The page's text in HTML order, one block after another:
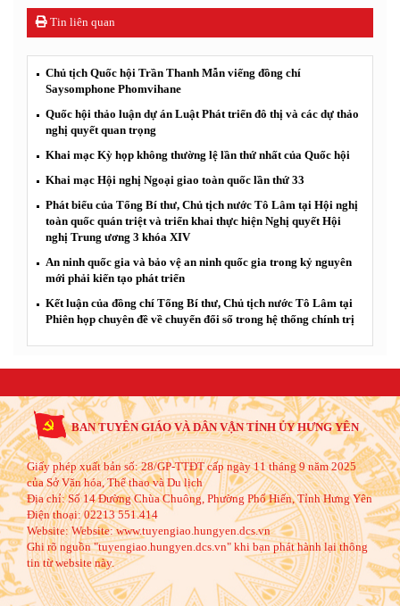
Tin liên quan
Chủ tịch Quốc hội Trần Thanh Mẫn viếng đồng chí
Saysomphone Phomvihane
Quốc hội thảo luận dự án Luật Phát triển đô thị và các dự thảo
nghị quyết quan trọng
Khai mạc Kỳ họp không thường lệ lần thứ nhất của Quốc hội
Khai mạc Hội nghị Ngoại giao toàn quốc lần thứ 33
Phát biểu của Tổng Bí thư, Chủ tịch nước Tô Lâm tại Hội nghị
toàn quốc quán triệt và triển khai thực hiện Nghị quyết Hội
nghị Trung ương 3 khóa XIV
An ninh quốc gia và bảo vệ an ninh quốc gia trong kỷ nguyên
mới phải kiến tạo phát triển
Kết luận của đồng chí Tổng Bí thư, Chủ tịch nước Tô Lâm tại
Phiên họp chuyên đề về chuyển đổi số trong hệ thống chính trị
BAN TUYÊN GIÁO VÀ DÂN VẬN TỈNH ỦY HƯNG YÊN
Giấy phép xuất bản số: 28/GP-TTĐT cấp ngày 11 tháng 9 năm 2025
của Sở Văn hóa, Thể thao và Du lịch
Địa chỉ:Số 14 Đường Chùa Chuông, Phường Phố Hiến, Tỉnh Hưng Yên
Điện thoại:02213 551.414
Website:Website: www.tuyengiao.hungyen.dcs.vn
Ghi rõ nguồn "tuyengiao.hungyen.dcs.vn" khi bạn phát hành lại thông
tin từ website này.